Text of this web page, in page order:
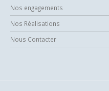
Nos engagements
Nos Réalisations
Nous Contacter